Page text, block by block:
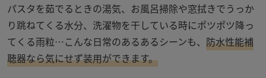
パスタを茹でるときの湯気、お風呂掃除や窓拭きでうっか
り跳ねてくる水分、洗濯物を干している時にポツポツ降っ
てくる雨粒… こんな日常のあるあるシーンも、 防水性能補
聴器なら気にせず装用ができます。